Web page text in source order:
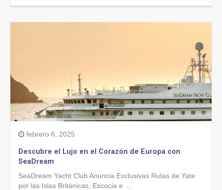
febrero 6, 2025
Descubre el Lujo en el Corazón de Europa con
SeaDream
SeaDream Yacht Club Anuncia Exclusivas Rutas de Yate
por las Islas Británicas, Escocia e ...